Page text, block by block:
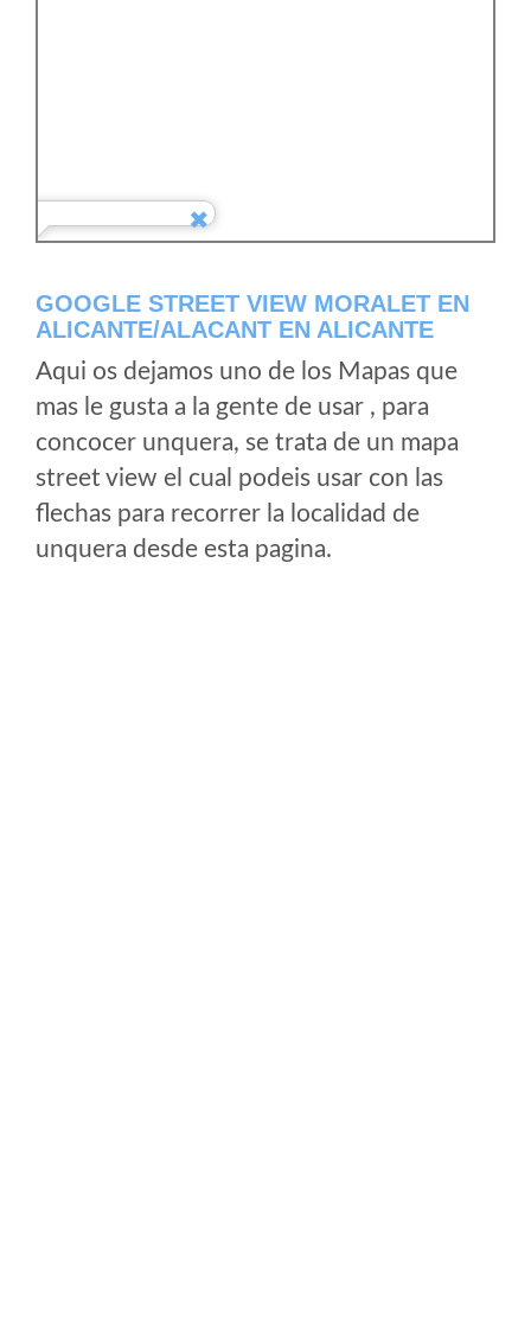
GOOGLE STREET VIEW MORALET EN
ALICANTE/ALACANT EN ALICANTE
Aqui os dejamos uno de los Mapas que
mas le gusta a la gente de usar , para
concocer unquera, se trata de un mapa
street view el cual podeis usar con las
flechas para recorrer la localidad de
unquera desde esta pagina.